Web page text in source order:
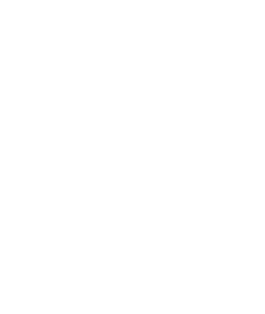
function properly. This